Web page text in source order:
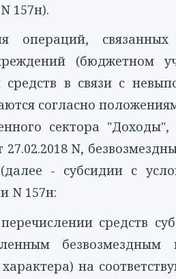
157н).
операций,
(бюджетном
средств в связи с
согласно
сектора
N,
- субсидии с
N 157н:
средств
безвозмездным
на